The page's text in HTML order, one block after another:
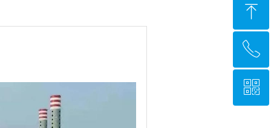
ꁸ
回到顶部
ꂅ
18059264777
ꀥ